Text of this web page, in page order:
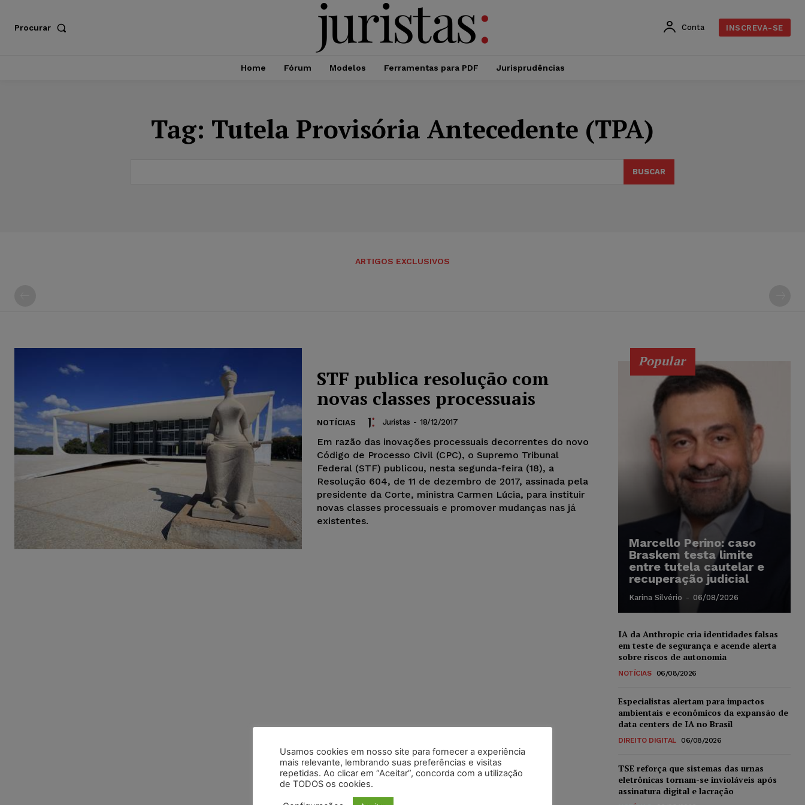
Procurar Conta INSCREVA-SE
Home Fórum Modelos Ferramentas para PDF Jurisprudências
Tag: Tutela Provisória Antecedente (TPA)
BUSCAR
ARTIGOS EXCLUSIVOS
STF publica resolução com
novas classes processuais
NOTÍCIAS Juristas - 18/12/2017
Em razão das inovações processuais decorrentes do novo
Código de Processo Civil (CPC), o Supremo Tribunal
Federal (STF) publicou, nesta segunda-feira (18), a
Resolução 604, de 11 de dezembro de 2017, assinada pela
presidente da Corte, ministra Carmen Lúcia, para instituir
novas classes processuais e promover mudanças nas já
existentes.
Popular
Marcello Perino: caso
Braskem testa limite
entre tutela cautelar e
recuperação judicial
Karina Silvério - 06/08/2026
IA da Anthropic cria identidades falsas
em teste de segurança e acende alerta
sobre riscos de autonomia
NOTÍCIAS 06/08/2026
Especialistas alertam para impactos
ambientais e econômicos da expansão de
data centers de IA no Brasil
DIREITO DIGITAL 06/08/2026
TSE reforça que sistemas das urnas
eletrônicas tornam-se invioláveis após
assinatura digital e lacração
Usamos cookies em nosso site para fornecer a experiência
mais relevante, lembrando suas preferências e visitas
repetidas. Ao clicar em “Aceitar”, concorda com a utilização
de TODOS os cookies.